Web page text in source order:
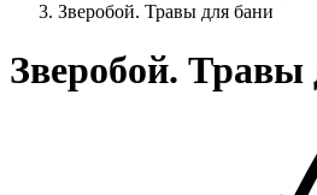
Зверобой. Травы для бани
Зверобой. Травы